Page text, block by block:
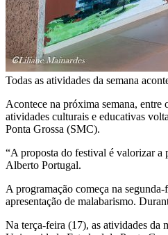
Todas as atividades da semana
Acontece na próxima semana,
atividades culturais e educativas
Ponta Grossa (SMC).
“A proposta do festival é valorizar a
Alberto Portugal.
A programação começa na
apresentação de malabarismo.
Na terça-feira (17), as atividades da